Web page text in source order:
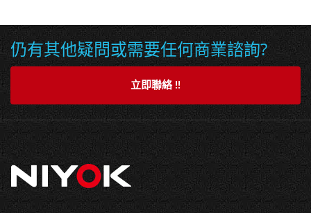
仍有其他疑問或需要任何商業諮詢?
立即聯絡 !!